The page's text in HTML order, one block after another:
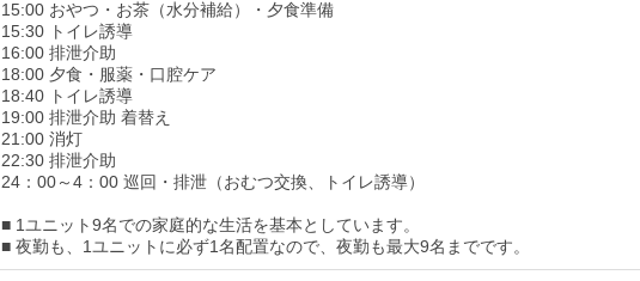
15:00 おやつ・お茶（水分補給）・夕食準備
15:30 トイレ誘導
16:00 排泄介助
18:00 夕食・服薬・口腔ケア
18:40 トイレ誘導
19:00 排泄介助 着替え
21:00 消灯
22:30 排泄介助
24：00～4：00 巡回・排泄（おむつ交換、トイレ誘導）
■ 1ユニット9名での家庭的な生活を基本としています。
■ 夜勤も、1ユニットに必ず1名配置なので、夜勤も最大9名までです。